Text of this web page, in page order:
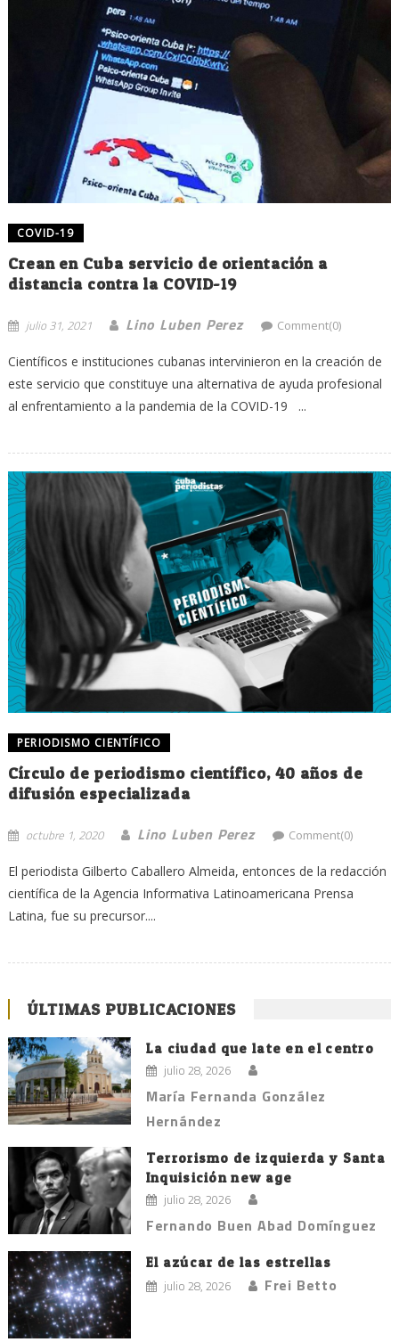
COVID-19
Crean en Cuba servicio de orientación a
distancia contra la COVID-19
julio 31, 2021 Lino Luben Perez Comment(0)
Científicos e instituciones cubanas intervinieron en la creación de
este servicio que constituye una alternativa de ayuda profesional
al enfrentamiento a la pandemia de la COVID-19 ...
PERIODISMO CIENTÍFICO
Círculo de periodismo científico, 40 años de
difusión especializada
octubre 1, 2020 Lino Luben Perez Comment(0)
El periodista Gilberto Caballero Almeida, entonces de la redacción
científica de la Agencia Informativa Latinoamericana Prensa
Latina, fue su precursor....
ÚLTIMAS PUBLICACIONES
La ciudad que late en el centro
julio 28, 2026
María Fernanda González
Hernández
Terrorismo de izquierda y Santa
Inquisición new age
julio 28, 2026
Fernando Buen Abad Domínguez
El azúcar de las estrellas
julio 28, 2026 Frei Betto